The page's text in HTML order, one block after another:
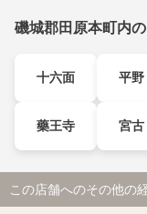
磯城郡田原本町内
十六面 平野
藥王寺 宮古
この店舗へのその他の